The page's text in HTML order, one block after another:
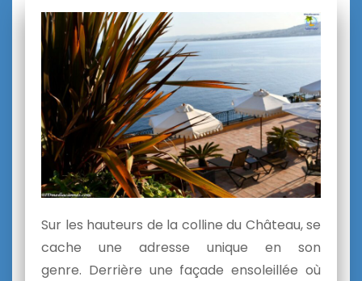
Sur les hauteurs de la colline du Château, se
cache une adresse unique en son
genre. Derrière une façade ensoleillée où